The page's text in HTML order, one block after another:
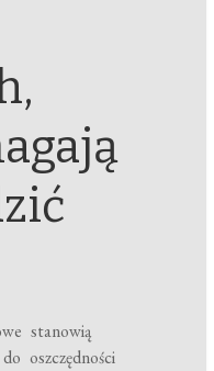
stanowią
oszczędności